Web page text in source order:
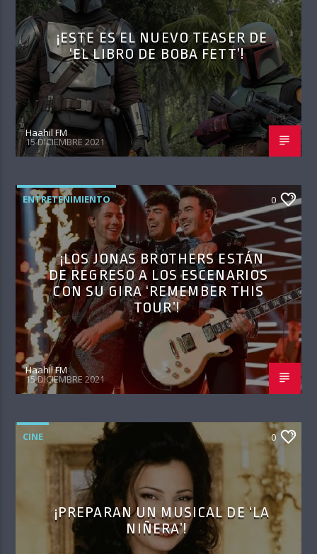
¡ESTE ES EL NUEVO TEASER DE
‘EL LIBRO DE BOBA FETT’!
Haahil FM
15 DICIEMBRE 2021
ENTRETENIMIENTO 0
¡LOS JONAS BROTHERS ESTÁN
DE REGRESO A LOS ESCENARIOS
CON SU GIRA ‘REMEMBER THIS
TOUR’!
Haahil FM
15 DICIEMBRE 2021
CINE 0
¡PREPARAN UN MUSICAL DE ‘LA
NIÑERA’!